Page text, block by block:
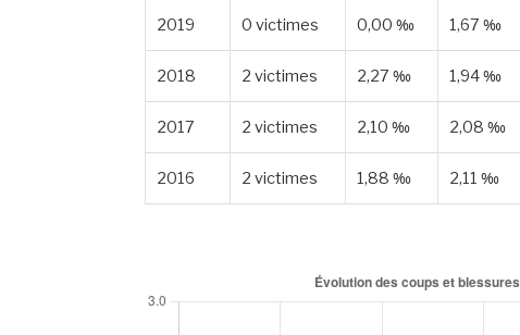
2019 0 victimes 0,00 ‰ 1,67 ‰
2018 2 victimes 2,27 ‰ 1,94 ‰
2017 2 victimes 2,10 ‰ 2,08 ‰
2016 2 victimes 1,88 ‰ 2,11 ‰